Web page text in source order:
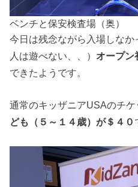
ベンチと保安検査場（奥）
今日は残念ながら入場しな
人は遊べない、、） オープン
できたようです。
通常のキッザニアUSAのチケ
ども（５～１４歳）が＄４０